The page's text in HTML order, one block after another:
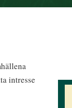
intresse